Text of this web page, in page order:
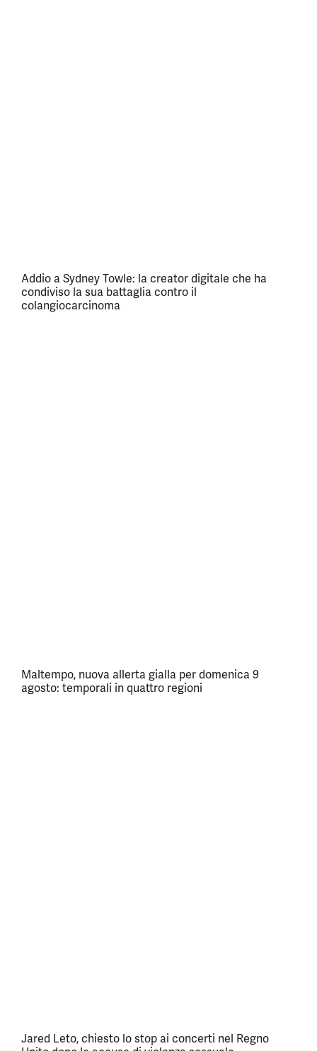
Addio a Sydney Towle: la creator digitale che ha
condiviso la sua battaglia contro il
colangiocarcinoma
Maltempo, nuova allerta gialla per domenica 9
agosto: temporali in quattro regioni
Jared Leto, chiesto lo stop ai concerti nel Regno